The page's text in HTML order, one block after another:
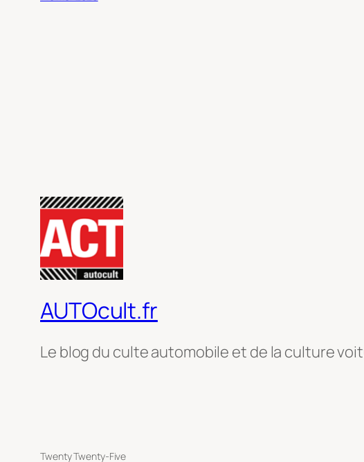
AUTOcult.fr
Le blog du culte automobile et de la culture
Twenty Twenty-Five